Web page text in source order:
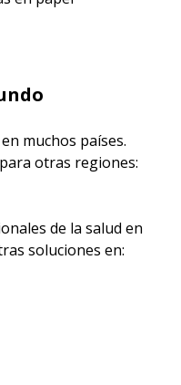
muchos países.
otras regiones:
de la salud en
soluciones en: